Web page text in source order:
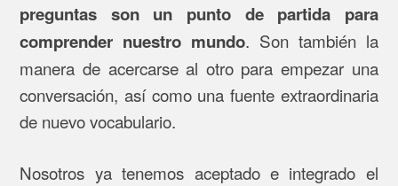
preguntas son un punto de partida para
comprender nuestro mundo. Son también la
manera de acercarse al otro para empezar una
conversación, así como una fuente extraordinaria
de nuevo vocabulario.
Nosotros ya tenemos aceptado e integrado el